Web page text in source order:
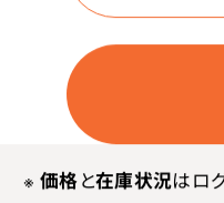
※ 価格と在庫状況はロ
その他
●成分／水、エタノール、
PGヒドロキシエチルパ